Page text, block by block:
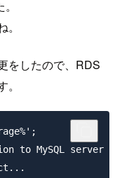
をしたので、RDS
to MySQL server